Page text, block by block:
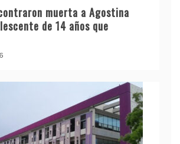
muerta a Agostina
de 14 años que